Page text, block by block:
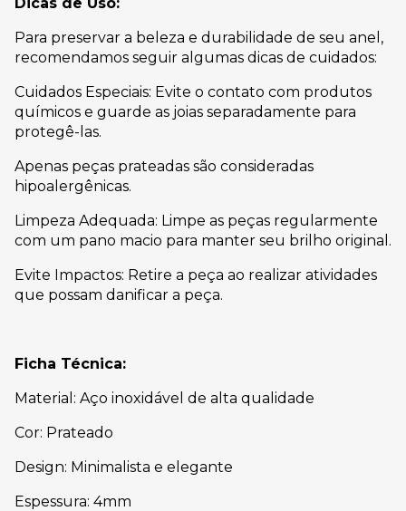
Para preservar a beleza e durabilidade de seu anel,
recomendamos seguir algumas dicas de cuidados:
Cuidados Especiais: Evite o contato com produtos
químicos e guarde as joias separadamente para
protegê-las.
Apenas peças prateadas são consideradas
hipoalergênicas.
Limpeza Adequada: Limpe as peças regularmente
com um pano macio para manter seu brilho original.
Evite Impactos: Retire a peça ao realizar atividades
que possam danificar a peça.
Ficha Técnica:
Material: Aço inoxidável de alta qualidade
Cor: Prateado
Design: Minimalista e elegante
Espessura: 4mm